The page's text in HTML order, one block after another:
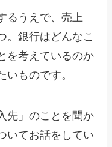
るうえで、売上
。銀行はどんなこ
を考えているのか
ものです。
先」のことを聞か
いてお話をしてい